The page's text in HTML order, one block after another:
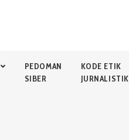
PEDOMAN
SIBER
KODE ETIK
JURNALISTIK